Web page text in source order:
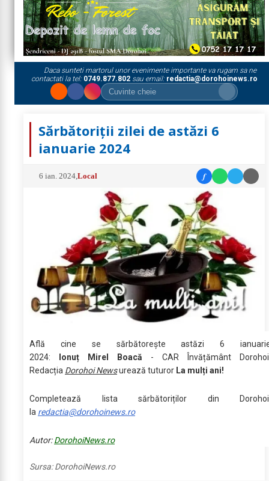
Daca sunteti martorul unor evenimente importante va rugam sa ne
contactati la tel: 0749.877.802sau email: redactia@dorohoinews.ro
Sărbătoriții zilei de astăzi 6
ianuarie 2024
6 ian. 2024 ,Local f
Află cine se sărbătoreşte astăzi 6
2024:
Ionuț Mirel Boacă - CAR Învățământ
Redacția Dorohoi Newsurează tuturor La mulți ani!
Completează lista sărbătoriților din
la redactia@dorohoinews.ro
Autor:DorohoiNews.ro
Sursa:DorohoiNews.ro